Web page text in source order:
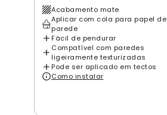
Acabamento mate
Aplicar com cola para papel de
parede
Fácil de pendurar
Compatível com paredes
ligeiramente texturizadas
Pode ser aplicado em tectos
Como instalar